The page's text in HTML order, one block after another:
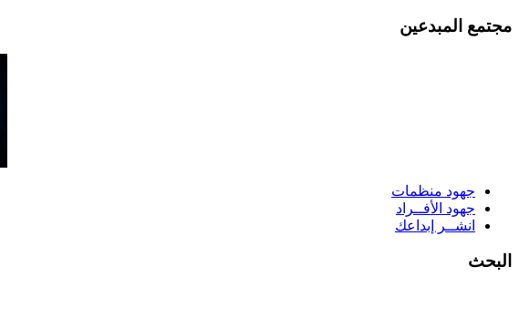
مجتمع المبدعين
جهود منظمات
جهود الأفــراد
انشــر إبداعك
البحث